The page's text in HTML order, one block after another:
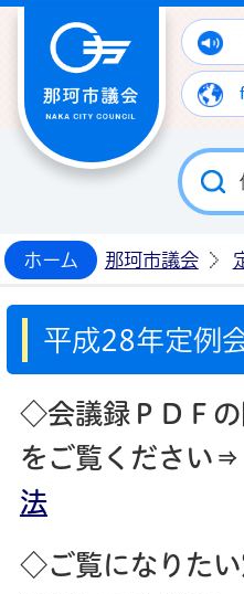
ホーム 那珂市議会
平成28年定例
◇会議録ＰＤＦの
をご覧ください
法
◇ご覧になりたい